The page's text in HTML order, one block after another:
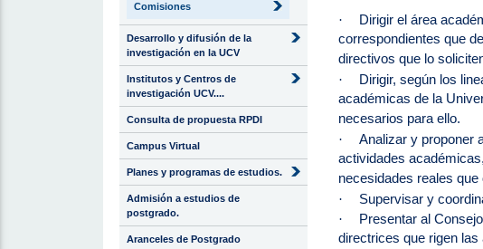
Comisiones
Desarrollo y difusión de la
investigación en la UCV
Institutos y Centros de
investigación UCV....
Consulta de propuesta RPDI
Campus Virtual
Planes y programas de estudios.
Admisión a estudios de
postgrado.
Aranceles de Postgrado
· Dirigir el área
correspondientes que
directivos que lo
· Dirigir, según los
académicas de la
necesarios para ello.
· Analizar y proponer
actividades
necesidades reales
· Supervisar y
· Presentar al
directrices que rigen